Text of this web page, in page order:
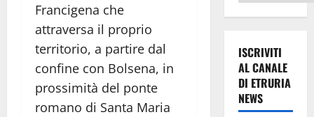
Francigena che
attraversa il proprio
territorio, a partire dal
confine con Bolsena, in
prossimità del ponte
romano di Santa Maria
ISCRIVITI
AL CANALE
DI ETRURIA
NEWS